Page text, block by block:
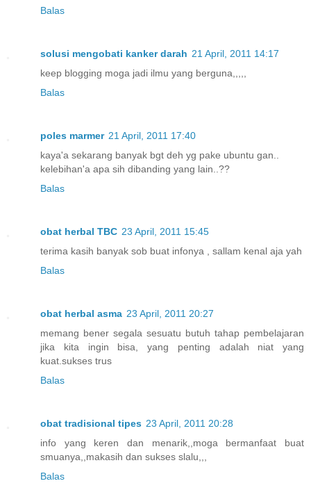
Balas
solusi mengobati kanker darah 21 April, 2011 14:17
keep blogging moga jadi ilmu yang berguna,,,,,
Balas
poles marmer 21 April, 2011 17:40
kaya'a sekarang banyak bgt deh yg pake ubuntu gan..
kelebihan'a apa sih dibanding yang lain..??
Balas
obat herbal TBC 23 April, 2011 15:45
terima kasih banyak sob buat infonya , sallam kenal aja yah
Balas
obat herbal asma 23 April, 2011 20:27
memang bener segala sesuatu butuh tahap pembelajaran
jika kita ingin bisa, yang penting adalah niat yang
kuat.sukses trus
Balas
obat tradisional tipes 23 April, 2011 20:28
info yang keren dan menarik,,moga bermanfaat buat
smuanya,,makasih dan sukses slalu,,,
Balas